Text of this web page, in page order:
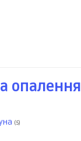
опалення
(5)